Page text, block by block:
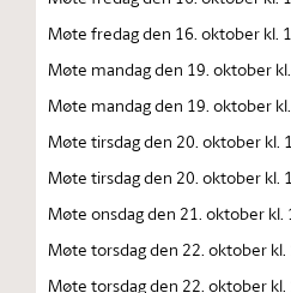
Møte fredag den 16. oktober kl.
Møte mandag den 19. oktober
Møte mandag den 19. oktober
Møte tirsdag den 20. oktober kl.
Møte tirsdag den 20. oktober kl.
Møte onsdag den 21. oktober kl.
Møte torsdag den 22. oktober kl.
Møte torsdag den 22. oktober kl.